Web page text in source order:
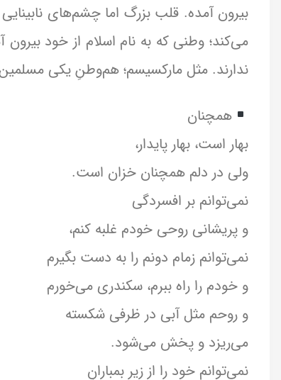
بیرون آمده. قلب بزرگ اما چشم‌های
می‌کند؛ وطنی که به نام اسلام از خود
ندارند. مثل مارکسیسم؛ هم‌وطنِ یکی
همچنان
بهار است، بهار پایدار،
ولی در دلم همچنان خزان است.
نمی‌توانم بر افسردگی
و پریشانی روحی خودم غلبه کنم،
نمی‌توانم زمام دونم را به دست بگیرم
و خودم را راه ببرم، سکندری می‌خورم
و روحم مثل آبی در ظرفی شکسته
می‌ریزد و پخش می‌شود.
نمی‌توانم خود را از زیر بمبارانِ